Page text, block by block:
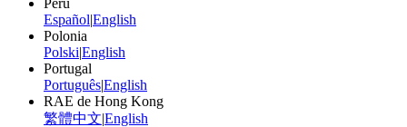
Español|English
Polonia
Polski|English
Portugal
Português|English
RAE de Hong Kong
繁體中文|English